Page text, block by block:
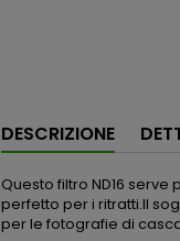
DESCRIZIONE
Questo filtro ND16
perfetto per i ritratti.Il
per le fotografie di